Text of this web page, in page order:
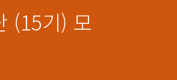
(15기) 모